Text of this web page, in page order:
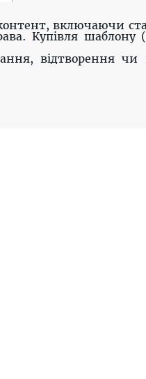
включаючи
Купівля шаблону
відтворення